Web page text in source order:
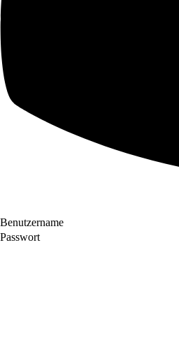
Benutzername
Passwort